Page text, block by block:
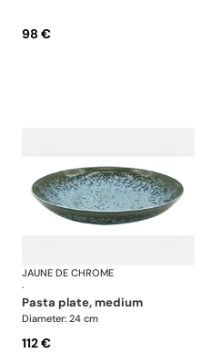
98 €
NymphéaJAUNE DE CHROME
·
pasta plate, medium
Diameter: 24 cm
112 €